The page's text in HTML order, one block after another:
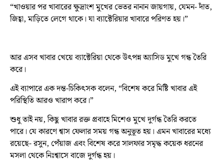
“খাওয়ার পর খাবারের ক্ষুদ্রাংশ মুখের ভেতর নানান জায়গায়, যেমন- দাঁত,
জিহ্বা, মাড়িতে লেগে থাকে। যা ব্যাক্টেরিয়ার খাবারে পরিণত হয়।”
আর এসব খাবার খেয়ে ব্যাক্টেরিয়া থেকে উৎপন্ন অ্যাসিড মুখে গন্ধ তৈরি
করে।
এই ব্যাপারে এক দন্ত-চিকিৎসক বলেন, “বিশেষ করে মিষ্টি খাবার এই
পরিস্থিতি আরও খারাপ করে।”
শুধু তাই নয়, কিছু খাবার রক্ত প্রবাহে মিশেও মুখে দুর্গন্ধ তৈরি করতে
পারে। যে কারণে শ্বাস ফেলার সময় গন্ধ অনুভূত হয়। এমন খাবারের মধ্যে
রয়েছে- রসুন, পেঁয়াজ এবং বিশেষ করে সালফার সমৃদ্ধ কয়েক ধরনের
মসলা থেকে নিঃশ্বাসে বাজে দুর্গন্ধ হয়।